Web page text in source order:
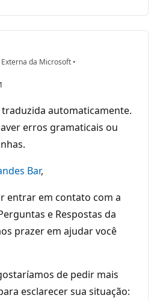
Externa da Microsoft •
automaticamente.
erros gramaticais ou
Bar,
entrar em contato com a
e Respostas da
prazer em ajudar você
de pedir mais
esclarecer sua situação: